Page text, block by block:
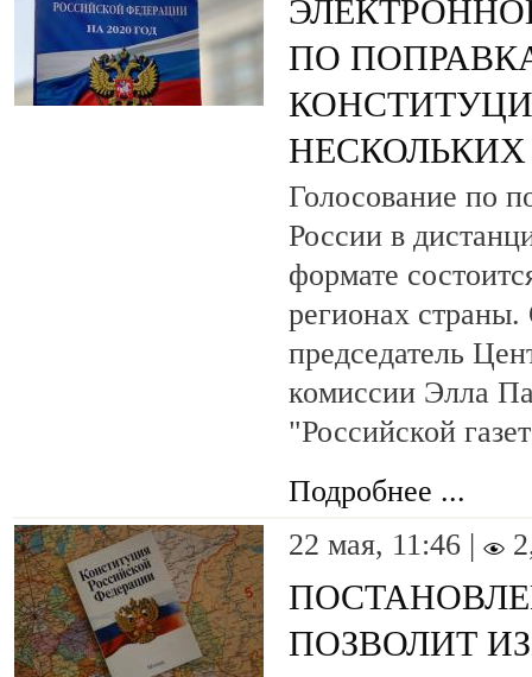
ПО
Голосование по
России в
формате
регионах страны.
председатель
комиссии Элла
"Российской
Подробнее ...
22 мая, 11:46 |
ПОЗВОЛИТ